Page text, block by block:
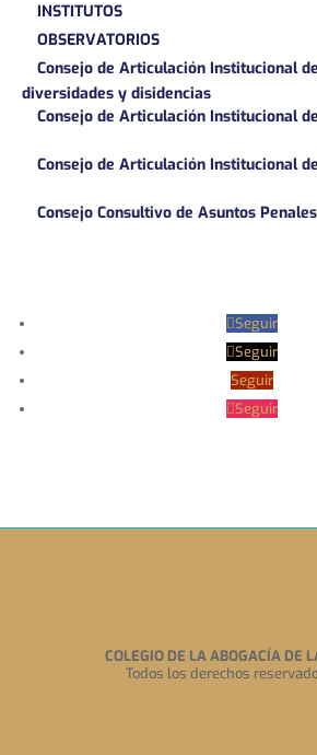
INSTITUTOS
OBSERVATORIOS
Consejo de Articulación Institucional
diversidades y disidencias
Consejo de Articulación Institucional
Consejo de Articulación Institucional
Consejo Consultivo de Asuntos Penales
Seguir
Seguir
Seguir
Seguir
COLEGIO DE LA ABOGACÍA DE
Todos los derechos